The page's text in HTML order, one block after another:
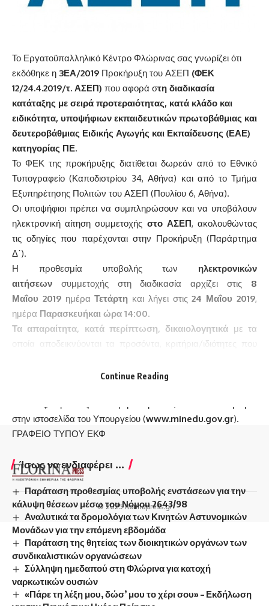
Το Εργατοϋπαλληλικό Κέντρο Φλώρινας σας γνωρίζει ότι
εκδόθηκε η 3ΕΑ/2019 Προκήρυξη του ΑΣΕΠ (ΦΕΚ
12/24.4.2019/τ. ΑΣΕΠ) που αφορά στη διαδικασία
κατάταξης με σειρά προτεραιότητας, κατά κλάδο και
ειδικότητα, υποψήφιων εκπαιδευτικών πρωτοβάθμιας και
δευτεροβάθμιας Ειδικής Αγωγής και Εκπαίδευσης (ΕΑΕ)
κατηγορίας ΠΕ.
Το ΦΕΚ της προκήρυξης διατίθεται δωρεάν από το Εθνικό
Τυπογραφείο (Καποδιστρίου 34, Αθήνα) και από το Τμήμα
Εξυπηρέτησης Πολιτών του ΑΣΕΠ (Πουλίου 6, Αθήνα).
Οι υποψήφιοι πρέπει να συμπληρώσουν και να υποβάλουν
ηλεκτρονική αίτηση συμμετοχής στο ΑΣΕΠ, ακολουθώντας
τις οδηγίες που παρέχονται στην Προκήρυξη (Παράρτημα
Δ΄).
Η προθεσμία υποβολής των ηλεκτρονικών
αιτήσεων συμμετοχής στη διαδικασία αρχίζει στις 8
Μαΐου 2019ημέραΤετάρτη και λήγει στις24 Μαΐου 2019,
ημέρα Παρασκευήκαι ώρα 14:00.
Τα απαραίτητα, κατά περίπτωση, δικαιολογητικά με τα
οποία αποδεικνύονται τα προσόντα, κριτήρια/ιδιότητες που
συμμετοχής τους, υποβάλλονται στις οικείες Διευθύνσεις
στην ιστοσελίδα του Υπουργείου (www.minedu.gov.gr).
ΓΡΑΦΕΙΟ ΤΥΠΟΥ ΕΚΦ
Ίσως να ενδιαφέρει ...
Παράταση προθεσμίας υποβολής ενστάσεων για την
κάλυψη θέσεων μέσω του Νόμου 2643/98
Αναλυτικά τα δρομολόγια των Κινητών Αστυνομικών
Μονάδων για την επόμενη εβδομάδα
Παράταση της θητείας των διοικητικών οργάνων των
συνδικαλιστικών οργανώσεων
Σύλληψη ημεδαπού στη Φλώρινα για κατοχή
ναρκωτικών ουσιών
«Πάρε τη λέξη μου, δώσ’ μου το χέρι σου» – Εκδήλωση
Continue Reading
© 2025 florinapress.gr